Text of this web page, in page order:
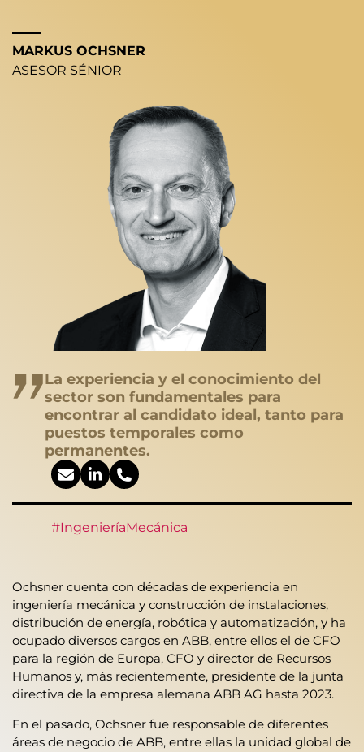
MARKUS OCHSNER
ASESOR SÉNIOR
La experiencia y el conocimiento del
sector son fundamentales para
encontrar al candidato ideal, tanto para
puestos temporales como
permanentes.
#IngenieríaMecánica
Ochsner cuenta con décadas de experiencia en
ingeniería mecánica y construcción de instalaciones,
distribución de energía, robótica y automatización, y ha
ocupado diversos cargos en ABB, entre ellos el de CFO
para la región de Europa, CFO y director de Recursos
Humanos y, más recientemente, presidente de la junta
directiva de la empresa alemana ABB AG hasta 2023.
En el pasado, Ochsner fue responsable de diferentes
áreas de negocio de ABB, entre ellas la unidad global de